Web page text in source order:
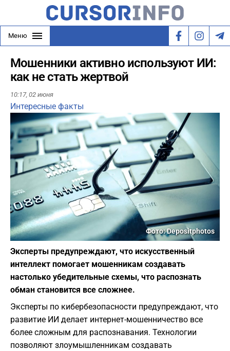
Меню
Мошенники активно используют ИИ:
как не стать жертвой
10:17, 02 июня
Интересные факты
Фото: Depositphotos
Эксперты предупреждают, что искусственный
интеллект помогает мошенникам создавать
настолько убедительные схемы, что распознать
обман становится все сложнее.
Эксперты по кибербезопасности предупреждают, что
развитие ИИ делает интернет-мошенничество все
более сложным для распознавания. Технологии
позволяют злоумышленникам создавать